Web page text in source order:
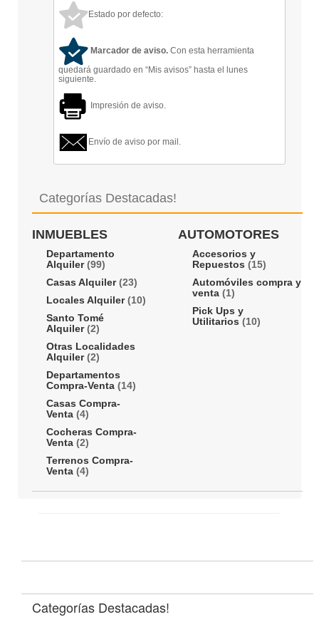
Estado por defecto:
Marcador de aviso. Con esta herramienta
quedará guardado en “Mis avisos” hasta el lunes
siguiente.
Impresión de aviso.
Envío de aviso por mail.
Categorías Destacadas!
INMUEBLES
Departamento
Alquiler(99)
Casas Alquiler(23)
Locales Alquiler(10)
Santo Tomé
Alquiler(2)
Otras Localidades
Alquiler(2)
Departamentos
Compra-Venta (14)
Casas Compra-
Venta (4)
Cocheras Compra-
Venta (2)
Terrenos Compra-
Venta (4)
AUTOMOTORES
Accesorios y
Repuestos (15)
Automóviles compra y
venta (1)
Pick Ups y
Utilitarios (10)
Categorías Destacadas!